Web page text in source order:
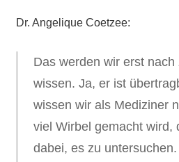
Dr. Angelique Coetzee:
Das werden wir erst nach
wissen. Ja, er ist
wissen wir als Mediziner
viel Wirbel gemacht wird,
dabei, es zu